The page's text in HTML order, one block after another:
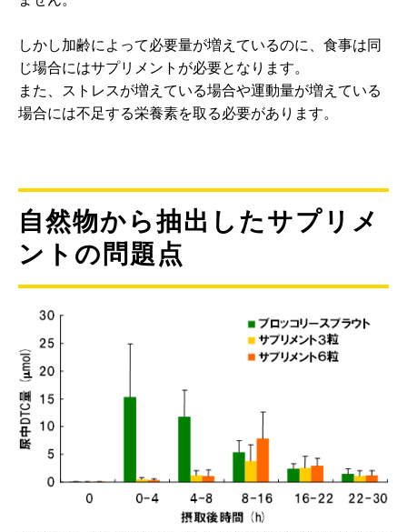
しかし加齢によって必要量が増えているのに、食事は同
じ場合にはサプリメントが必要となります。
また、ストレスが増えている場合や運動量が増えている
場合には不足する栄養素を取る必要があります。
自然物から抽出したサプリメ
ントの問題点